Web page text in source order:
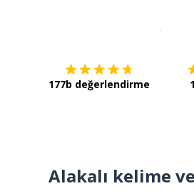
177b değerlendirme
Alakalı kelime